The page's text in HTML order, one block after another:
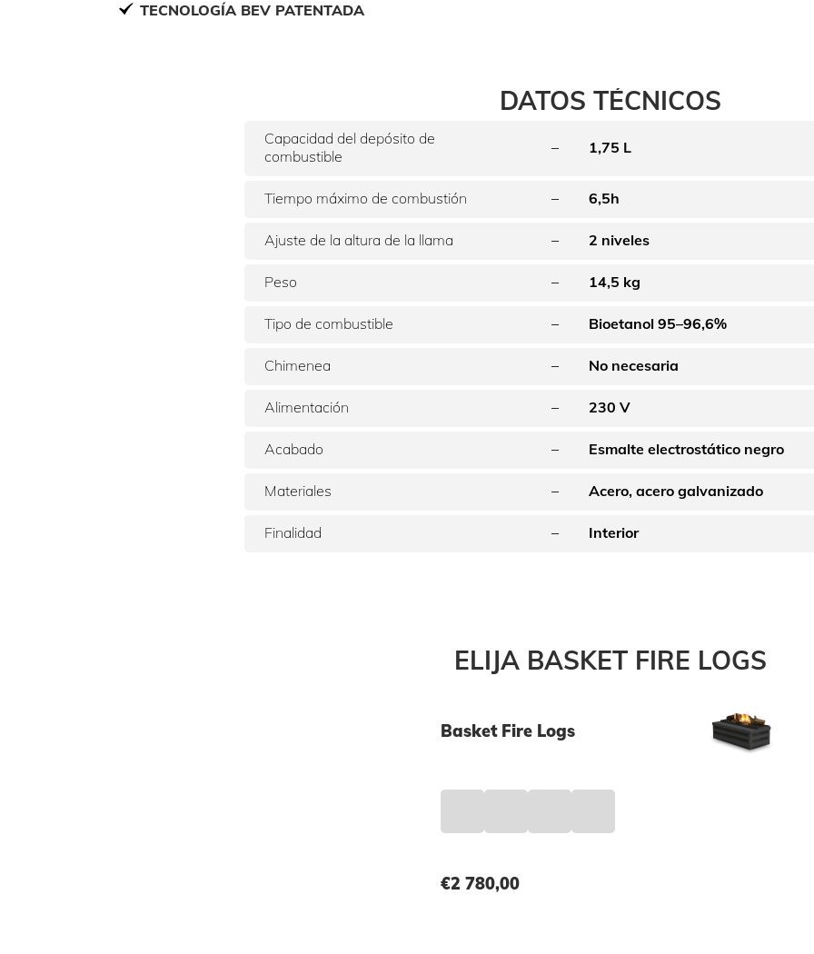
TECNOLOGÍA BEV PATENTADA
DATOS TÉCNICOS
Capacidad del depósito de
combustible
– 1,75 L
Tiempo máximo de combustión – 6,5h
Ajuste de la altura de la llama – 2 niveles
Peso – 14,5 kg
Tipo de combustible – Bioetanol 95–96,6%
Chimenea – No necesaria
Alimentación – 230 V
Acabado – Esmalte electrostático negro
Materiales – Acero, acero galvanizado
Finalidad – Interior
ELIJA BASKET FIRE LOGS
Basket Fire Logs
€2 780,00